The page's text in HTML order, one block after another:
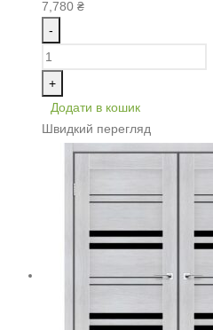
7,780 ₴
-
+
Додати в кошик
Швидкий перегляд